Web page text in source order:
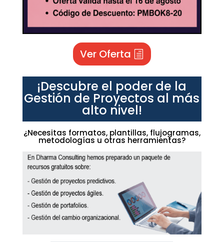
Ver Oferta
¡Descubre el poder de la
Gestión de Proyectos al más
alto nivel!
¿Necesitas formatos, plantillas, flujogramas,
metodologías u otras herramientas?